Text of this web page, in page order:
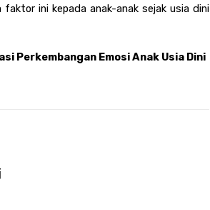
ini kepada anak-anak sejak usia dini
Perkembangan Emosi Anak Usia Dini